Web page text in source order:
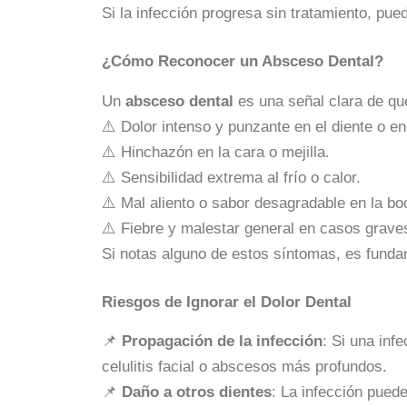
Si la infección progresa sin tratamiento,
¿Cómo Reconocer un Absceso Dental?
Un absceso dental es una señal clara de
⚠️ Dolor intenso y punzante en el diente o
⚠️ Hinchazón en la cara o mejilla.
⚠️ Sensibilidad extrema al frío o calor.
⚠️ Mal aliento o sabor desagradable en la
⚠️ Fiebre y malestar general en casos
Si notas alguno de estos síntomas, es
Riesgos de Ignorar el Dolor Dental
📌 Propagación de la infección: Si una
celulitis facial o abscesos más profundos.
📌 Daño a otros dientes: La infección